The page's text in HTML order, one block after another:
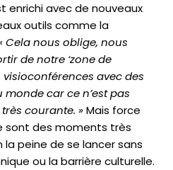
enrichi avec de nouveaux
outils comme la
Cela nous oblige, nous
de notre ‘zone de
visioconférences avec des
car ce n’est pas
courante. »Mais force
des moments très
la peine de se lancer sans
ou la barrière culturelle.